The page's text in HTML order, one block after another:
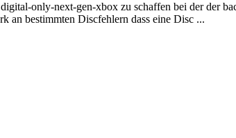
only-next-gen-xbox zu schaffen bei der der
an bestimmten Discfehlern dass eine Disc ...